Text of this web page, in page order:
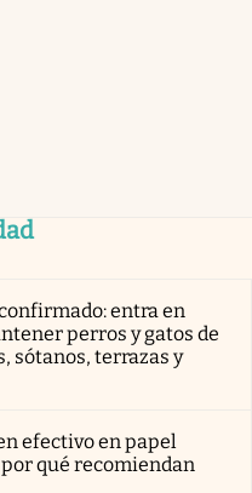
entra en
perros y gatos de
sótanos, terrazas y
efectivo en papel
qué recomiendan